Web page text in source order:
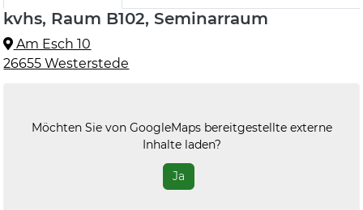
kvhs, Raum B102, Seminarraum
Am Esch 10
26655 Westerstede
Möchten Sie von GoogleMapsbereitgestellte externe
Inhalte laden?
Ja